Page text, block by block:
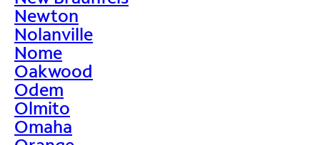
Newton
Nolanville
Nome
Oakwood
Odem
Olmito
Omaha